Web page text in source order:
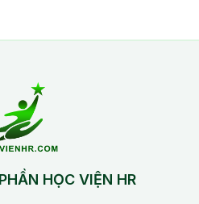
HỌC VIỆN HR